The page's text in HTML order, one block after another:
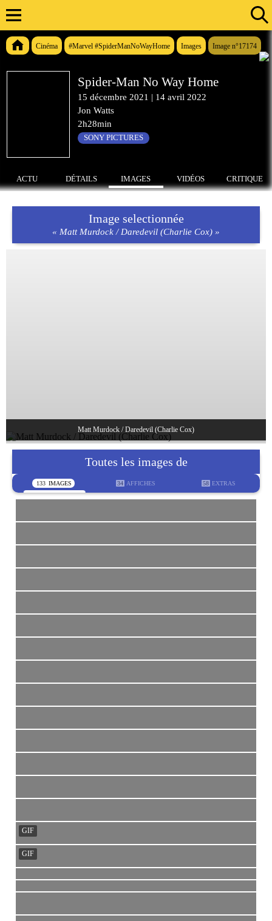
Cinéma #Marvel #SpiderManNoWayHome Images Image n°17174
Spider-Man No Way Home
15 décembre 2021 | 14 avril 2022
Jon Watts
2h28min
SONY PICTURES
ACTU DÉTAILS IMAGES VIDÉOS CRITIQUE
Image selectionnée
« Matt Murdock / Daredevil (Charlie Cox) »
Matt Murdock / Daredevil (Charlie Cox)
Toutes les images de
133 IMAGES 34 AFFICHES 58 EXTRAS